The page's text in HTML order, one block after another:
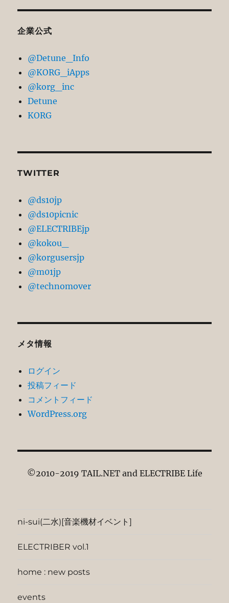
ア
カ
イ
ブ
企業公式
@Detune_Info
@KORG_iApps
@korg_inc
Detune
KORG
TWITTER
@ds10jp
@ds10picnic
@ELECTRIBEjp
@kokou_
@korgusersjp
@m01jp
@technomover
メタ情報
ログイン
投稿フィード
コメントフィード
WordPress.org
©2010-2019 TAIL.NET and ELECTRIBE Life
ni-sui(二水)[音楽機材イベント]
ELECTRIBER vol.1
home : new posts
events